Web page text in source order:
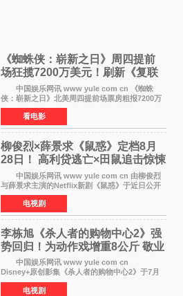
《蜘蛛侠：崭新之日》周四提前
场狂揽7200万美元！刷新《复联
4》保持影史纪录
中国娱乐网讯 www yule com cn 《蜘蛛
侠：崭新之日》北美周四提前场票房粗报7200万
美元，创下影史单片北美提前场票房新纪录——
此前该纪录由《复仇者联盟4：终局之战》的6000
万美元保持，本
看电影
柳俊烈×薛景求《鼠惑》定档8月
28日！ 高利贷逃亡×田鼠追击惊悚
来袭
中国娱乐网讯 www yule com cn 由柳俊烈
与薛景求主演的Netflix新剧《鼠惑》于近日公开
主海报，正式定档8月28日上线。 海报中，柳
俊烈与薛景求背对背站立，各自朝向相反方向，
幽暗的色调与
电视剧
李栋旭《杀人者的购物中心2》强
势回归！为动作戏增重8公斤 敬业
获赞
中国娱乐网讯 www yule com cn
Disney+原创影集《杀人者的购物中心2》于7月
22日正式上线，由男神李栋旭主演的郑进湾以2 0
完全体强势回归。该剧第一季曾被《纽约时报》
电视剧